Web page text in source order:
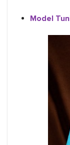
Model